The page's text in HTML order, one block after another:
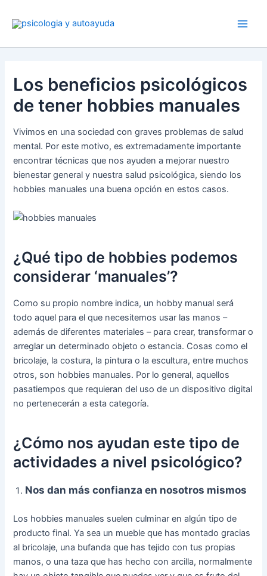
Los beneficios psicológicos
de tener hobbies manuales
Vivimos en una sociedad con graves problemas de salud
mental. Por este motivo, es extremadamente importante
encontrar técnicas que nos ayuden a mejorar nuestro
bienestar general y nuestra salud psicológica, siendo los
hobbies manuales una buena opción en estos casos.
¿Qué tipo de hobbies podemos
considerar ‘manuales’?
Como su propio nombre indica, un hobby manual será
todo aquel para el que necesitemos usar las manos –
además de diferentes materiales – para crear, transformar o
arreglar un determinado objeto o estancia. Cosas como el
bricolaje, la costura, la pintura o la escultura, entre muchos
otros, son hobbies manuales. Por lo general, aquellos
pasatiempos que requieran del uso de un dispositivo digital
no pertenecerán a esta categoría.
¿Cómo nos ayudan este tipo de
actividades a nivel psicológico?
Nos dan más confianza en nosotros mismos
Los hobbies manuales suelen culminar en algún tipo de
producto final. Ya sea un mueble que has montado gracias
al bricolaje, una bufanda que has tejido con tus propias
manos, o una taza que has hecho con arcilla, normalmente